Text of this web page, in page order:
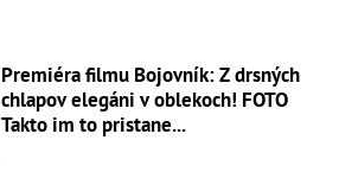
Premiéra filmu Bojovník: Z drsných
chlapov elegáni v oblekoch! FOTO
Takto im to pristane...